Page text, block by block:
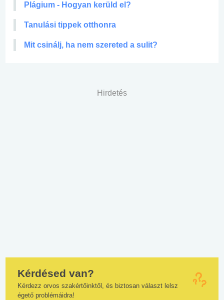
Plágium - Hogyan kerüld el?
Tanulási tippek otthonra
Mit csinálj, ha nem szereted a sulit?
Hirdetés
Kérdésed van?
Kérdezz orvos szakértőinktől, és biztosan választ lelsz
égető problémáidra!